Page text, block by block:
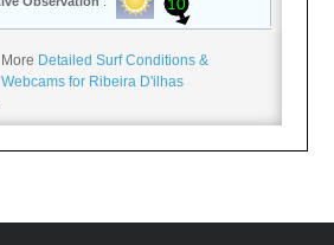
More Detailed Surf Conditions &
Webcams for Ribeira D'ilhas